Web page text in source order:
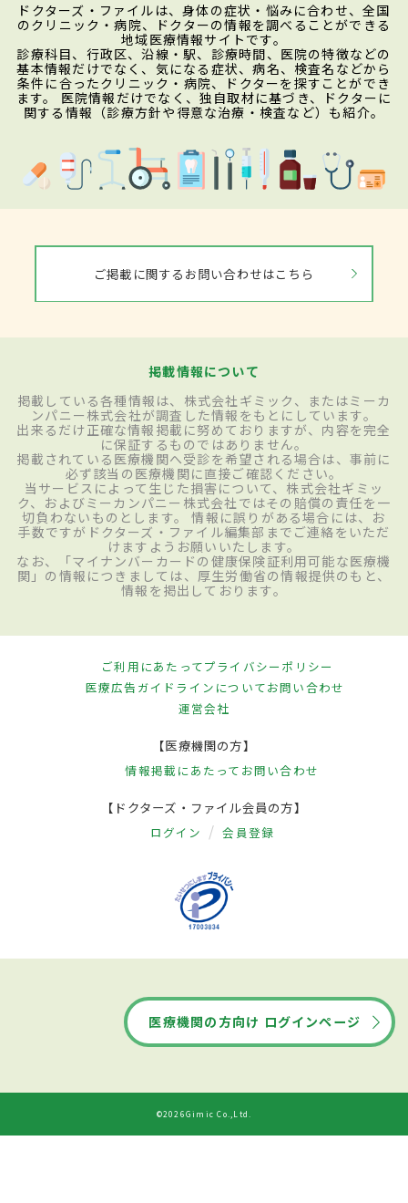
ドクターズ・ファイルは、身体の症状・悩みに合わせ、全国
のクリニック・病院、ドクターの情報を調べることができる
地域医療情報サイトです。
診療科目、行政区、沿線・駅、診療時間、医院の特徴などの
基本情報だけでなく、気になる症状、病名、検査名などから
条件に合ったクリニック・病院、ドクターを探すことができ
ます。 医院情報だけでなく、独自取材に基づき、ドクターに
関する情報（診療方針や得意な治療・検査など）も紹介。
ご掲載に関するお問い合わせはこちら
掲載情報について
掲載している各種情報は、株式会社ギミック、またはミーカ
ンパニー株式会社が調査した情報をもとにしています。
出来るだけ正確な情報掲載に努めておりますが、内容を完全
に保証するものではありません。
掲載されている医療機関へ受診を希望される場合は、事前に
必ず該当の医療機関に直接ご確認ください。
当サービスによって生じた損害について、株式会社ギミッ
ク、およびミーカンパニー株式会社ではその賠償の責任を一
切負わないものとします。 情報に誤りがある場合には、お
手数ですがドクターズ・ファイル編集部までご連絡をいただ
けますようお願いいたします。
なお、「マイナンバーカードの健康保険証利用可能な医療機
関」の情報につきましては、厚生労働省の情報提供のもと、
情報を掲出しております。
ご利用にあたってプライバシーポリシー
医療広告ガイドラインについてお問い合わせ
運営会社
【医療機関の方】
情報掲載にあたって お問い合わせ
【ドクターズ・ファイル会員の方】
ログイン 会員登録
医療機関の方向け ログインページ
©2026Gimic Co.,Ltd.